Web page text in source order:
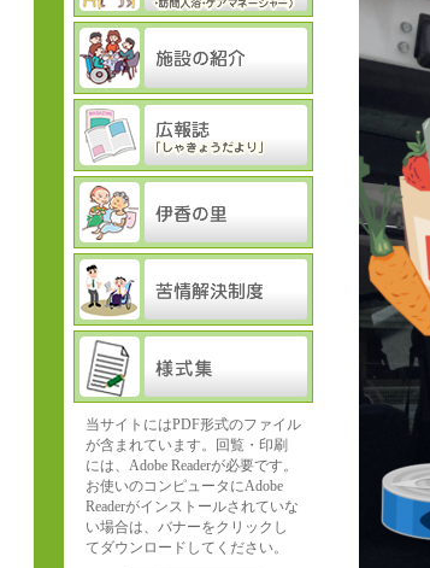
当サイトにはPDF形式のファイル
が含まれています。回覧・印刷
には、Adobe Readerが必要です。
お使いのコンピュータにAdobe
Readerがインストールされていな
い場合は、バナーをクリックし
てダウンロードしてください。